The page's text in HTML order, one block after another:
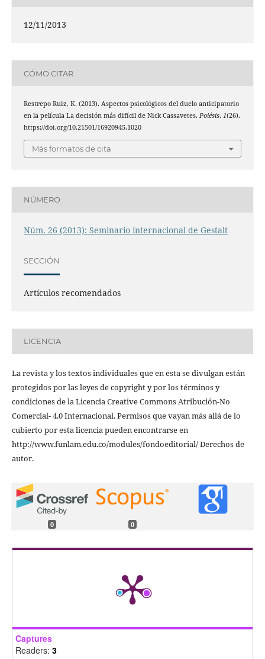
12/11/2013
CÓMO CITAR
Restrepo Ruiz, K. (2013). Aspectos psicológicos del duelo anticipatorio
en la película La decisión más difícil de Nick Cassavetes. Poiésis, 1(26).
https://doi.org/10.21501/16920945.1020
Más formatos de cita
NÚMERO
Núm. 26 (2013): Seminario internacional de Gestalt
SECCIÓN
Artículos recomendados
LICENCIA
La revista y los textos individuales que en esta se divulgan están
protegidos por las leyes de copyright y por los términos y
condiciones de la Licencia Creative Commons Atribución-No
Comercial- 4.0 Internacional. Permisos que vayan más allá de lo
cubierto por esta licencia pueden encontrarse en
http://www.funlam.edu.co/modules/fondoeditorial/ Derechos de
autor.
0 0
Captures
Readers: 3